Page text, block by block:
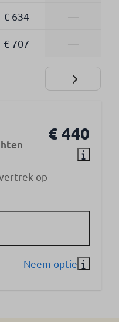
€ 634
€ 707
€ 440
op